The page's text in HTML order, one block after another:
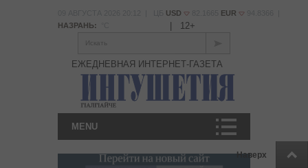
Наверх
USD EUR
НАЗРАНЬ:
12+
Искать
ЕЖЕДНЕВНАЯ ИНТЕРНЕТ-ГАЗЕТА
MENU